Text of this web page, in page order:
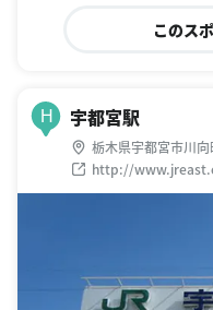
このス
H 宇都宮駅
栃木県宇都宮市川向
http://
StationCd=248